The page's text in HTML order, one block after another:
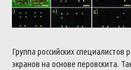
Группа российских
экранов на основе перовскита.